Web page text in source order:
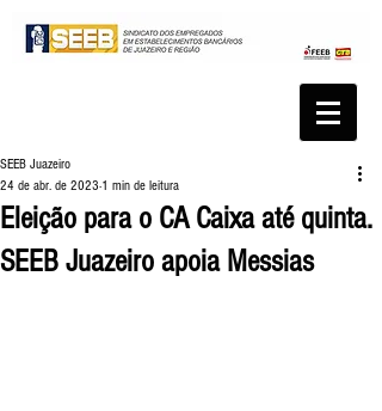
Eleição para o CA Caixa até quinta.
SEEB Juazeiro apoia Messias
SEEB Juazeiro
24 de abr. de 2023 1 min de leitura